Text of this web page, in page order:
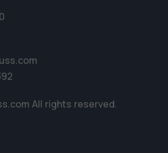
All rights reserved.